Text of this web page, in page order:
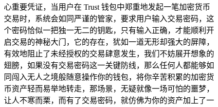
心重要凭证，当用户在 Trust 钱包中郑重地发起一笔加密货币
交易时，系统会如同严谨的管家，要求用户输入交易密码，这
个密码恰似一把独一无二的钥匙，只有输入正确，才能顺利开
启交易的神秘大门，它的存在，犹如一道无形却强大的屏障，
有效地阻止了未经授权的交易肆意发生，我们不妨展开想象的
翅膀，如果没有交易密码这一关键防线，那么任何人都能够如
同闯入无人之境般随意操作你的钱包，将你辛苦积累的加密货
币资产轻而易举地转走，那场景，无疑就像一场可怕的噩梦，
让人不寒而栗，而有了交易密码，就仿佛为你的资产加上了一